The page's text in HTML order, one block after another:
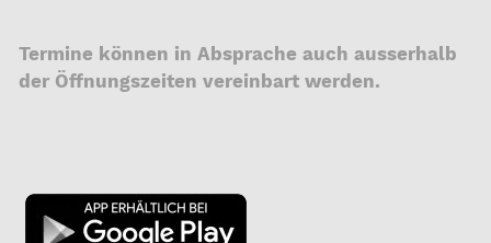
Termine können in Absprache auch ausserhalb
der Öffnungszeiten vereinbart werden.